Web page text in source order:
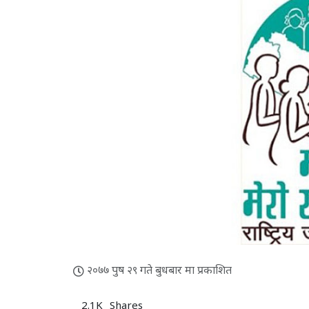
२०७७ पुष २९ गते बुधबार मा प्रकाशित
2.1K Shares